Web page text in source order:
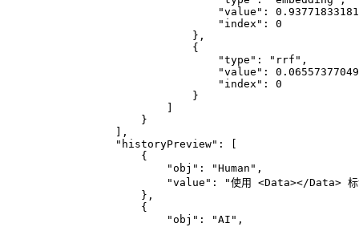
"value":
                            "index": 0
                        },
                        {
                            "type": "rrf",
"value":
                            "index": 0
                        }
                }
            ],
            "historyPreview": [
                {
                    "obj": "Human",
"value": "使用 <Data></Data> 标记中
                },
                {
                    "obj": "AI",